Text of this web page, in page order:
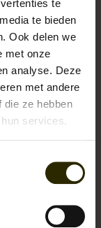
te
te bieden
Ook delen we
met onze
analyse. Deze
met andere
die ze hebben
services.
wordt gekenmerkt